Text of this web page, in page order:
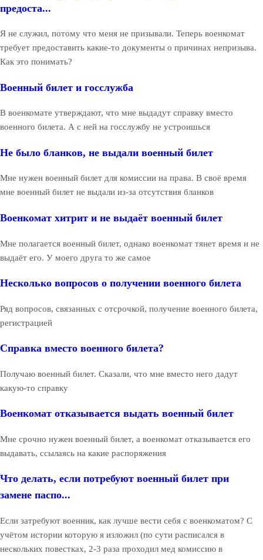
предоста...
Я не служил, потому что меня не призывали. Теперь военкомат
требует предоставить какие-то документы о причинах непризыва.
Как это понимать?
Военный билет и госслужба
В военкомате утверждают, что мне выдадут справку вместо
военного билета. А с ней на госслужбу не устроишься
Не было бланков, не выдали военный билет
Мне нужен военный билет для комиссии на права. В своё время
мне военный билет не выдали из-за отсутствия бланков
Военкомат хитрит и не выдаёт военный билет
Мне полагается военный билет, однако военкомат тянет время и не
выдаёт его. У моего друга то же самое
Несколько вопросов о получении военного билета
Ряд вопросов, связанных с отсрочкой, получение военного билета,
регистрацией
Справка вместо военного билета?
Получаю военный билет. Сказали, что мне вместо него дадут
какую-то справку
Военкомат отказывается выдать военный билет
Мне срочно нужен военный билет, а военкомат отказывается его
выдавать, ссылаясь на какие распоряжения
Что делать, если потребуют военный билет при
замене паспо...
Если затребуют военник, как лучше вести себя с военкоматом? С
учётом истории которую я изложил (по сути расписался в
нескольких повестках, 2-3 раза проходил мед комиссию в